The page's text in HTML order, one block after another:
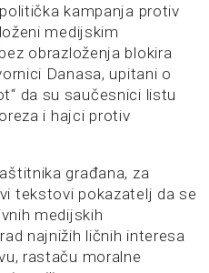
kampanja protiv
medijskim
obrazloženja blokira
Danasa, upitani o
da su saučesnici listu
i hajci protiv
građana, za
tekstovi pokazatelj da se
medijskih
najnižih ličnih interesa
rastaču moralne